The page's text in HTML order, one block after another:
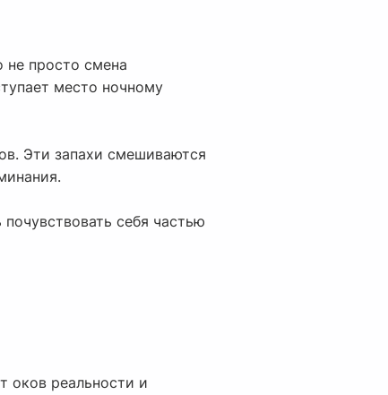
не просто смена
место ночному
Эти запахи смешиваются
себя частью
оков реальности и